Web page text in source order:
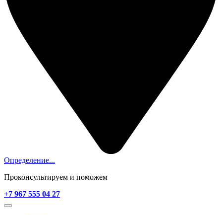
Определение...
Проконсультируем и поможем
+7 967 555 04 27